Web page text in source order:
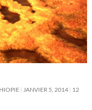
JANVIER 5, 2014 12